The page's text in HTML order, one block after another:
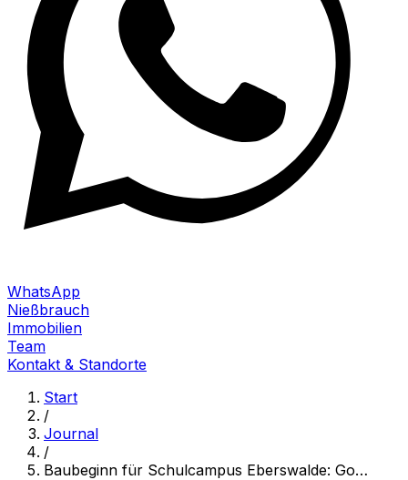
WhatsApp
Nießbrauch
Immobilien
Team
Kontakt & Standorte
Start
/
Journal
/
Baubeginn für Schulcampus Eberswalde: Go…